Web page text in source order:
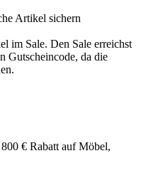
Artikel sichern
im Sale. Den Sale erreichst
Gutscheincode, da die
€ Rabatt auf Möbel,